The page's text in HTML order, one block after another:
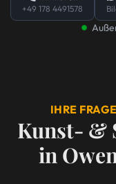
+49 178 4491578
IHRE
Kunst- &
in